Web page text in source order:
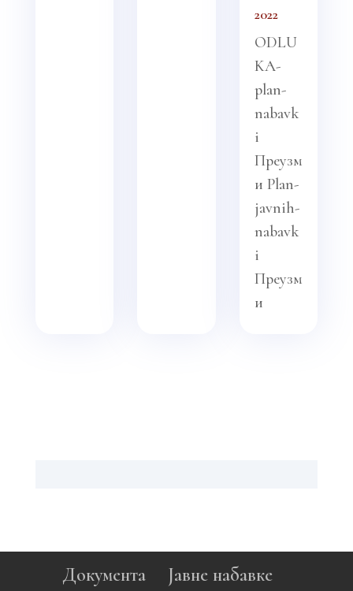
2022
ODLU
KA-
plan-
nabavk
i
Преузм
и Plan-
javnih-
nabavk
i
Преузм
и
Документа
Јавне набавке